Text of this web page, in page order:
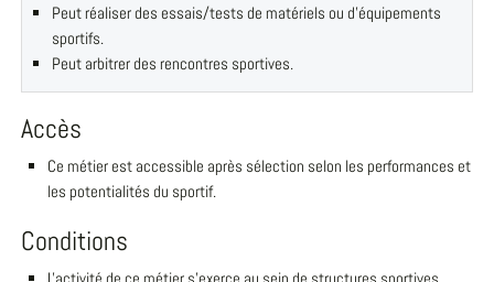
Peut réaliser des essais/tests de matériels ou d'équipements
sportifs.
Peut arbitrer des rencontres sportives.
Accès
Ce métier est accessible après sélection selon les performances et
les potentialités du sportif.
Conditions